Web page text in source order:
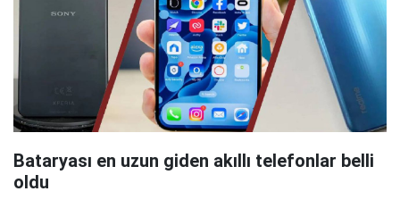
Bataryası en uzun giden akıllı telefonlar belli
oldu